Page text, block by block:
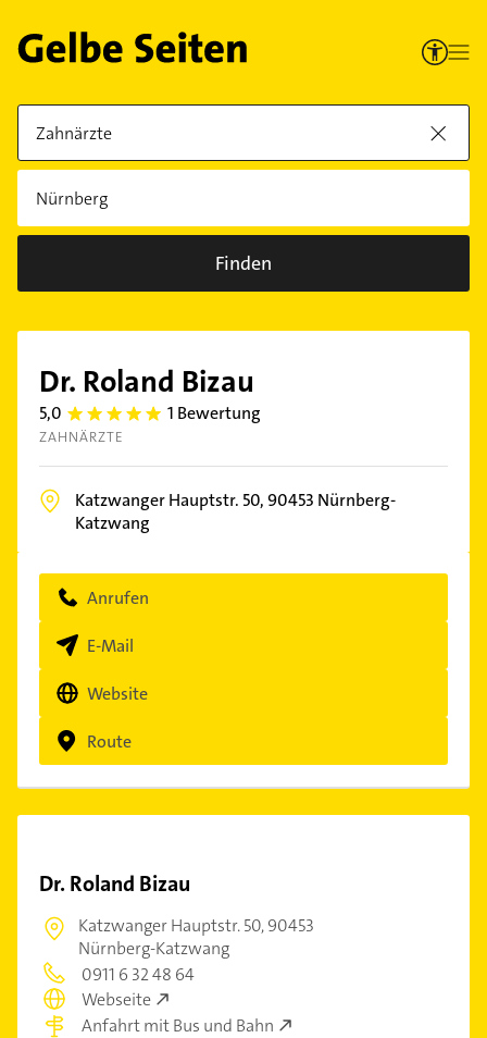
Finden
Dr. Roland Bizau
5,0 5.0 1 Bewertung
ZAHNÄRZTE
Katzwanger Hauptstr. 50,90453 Nürnberg-
Katzwang
Anrufen
E-Mail
Website
Route
Dr. Roland Bizau
Katzwanger Hauptstr. 50,90453
Nürnberg-Katzwang
0911 6 32 48 64
Webseite
Anfahrt mit Bus und Bahn